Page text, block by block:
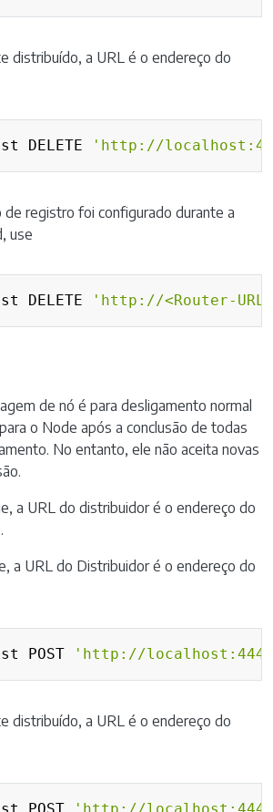
distribuído, a URL é o endereço do
DELETE 'http://
de registro foi configurado durante a
use
DELETE 'http://<Router-
de nó é para desligamento normal
o Node após a conclusão de todas
No entanto, ele não aceita novas
a URL do distribuidor é o endereço do
a URL do Distribuidor é o endereço do
POST 'http://
distribuído, a URL é o endereço do